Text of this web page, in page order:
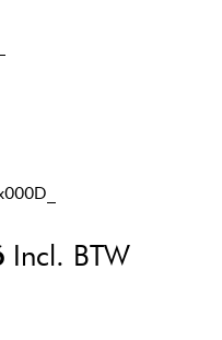
Huidige
Incl. BTW